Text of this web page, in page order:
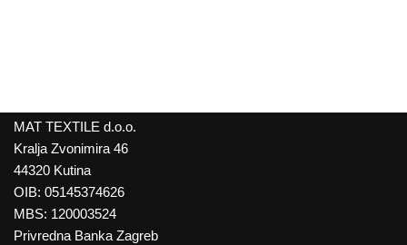
MAT TEXTILE d.o.o.
Kralja Zvonimira 46
44320 Kutina
OIB: 05145374626
MBS: 120003524
Privredna Banka Zagreb